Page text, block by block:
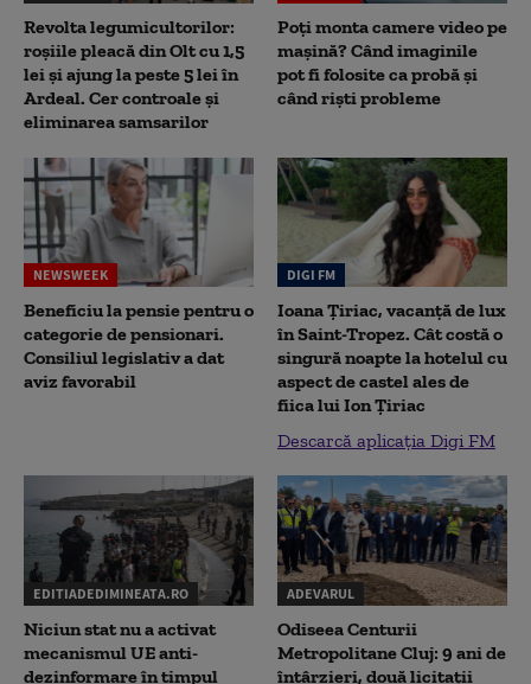
Revolta legumicultorilor:
roșiile pleacă din Olt cu 1,5
lei și ajung la peste 5 lei în
Ardeal. Cer controale și
eliminarea samsarilor
Poți monta camere video pe
mașină? Când imaginile
pot fi folosite ca probă și
când riști probleme
NEWSWEEK
Beneficiu la pensie pentru o
categorie de pensionari.
Consiliul legislativ a dat
aviz favorabil
DIGI FM
Ioana Țiriac, vacanță de lux
în Saint-Tropez. Cât costă o
singură noapte la hotelul cu
aspect de castel ales de
fiica lui Ion Țiriac
Descarcă aplicația Digi FM
EDITIADEDIMINEATA.RO
Niciun stat nu a activat
mecanismul UE anti-
dezinformare în timpul
ADEVARUL
Odiseea Centurii
Metropolitane Cluj: 9 ani de
întârzieri, două licitații